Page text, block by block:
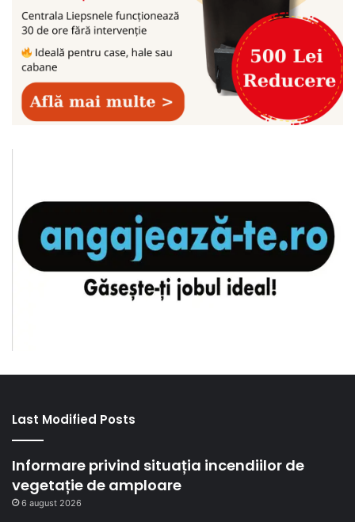
Last Modified Posts
Informare privind situația incendiilor de
vegetație de amploare
6 august 2026